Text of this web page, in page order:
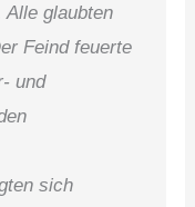
glaubten
Feind feuerte
und
sich